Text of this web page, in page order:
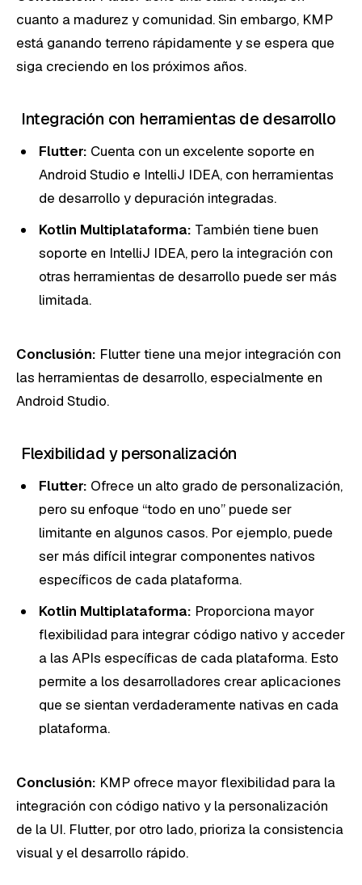
cuanto a madurez y comunidad. Sin embargo, KMP
está ganando terreno rápidamente y se espera que
siga creciendo en los próximos años.
Integración con herramientas de desarrollo
Flutter: Cuenta con un excelente soporte en
Android Studio e IntelliJ IDEA, con herramientas
de desarrollo y depuración integradas.
Kotlin Multiplataforma: También tiene buen
soporte en IntelliJ IDEA, pero la integración con
otras herramientas de desarrollo puede ser más
limitada.
Conclusión: Flutter tiene una mejor integración con
las herramientas de desarrollo, especialmente en
Android Studio.
Flexibilidad y personalización
Flutter: Ofrece un alto grado de personalización,
pero su enfoque “todo en uno” puede ser
limitante en algunos casos. Por ejemplo, puede
ser más difícil integrar componentes nativos
específicos de cada plataforma.
Kotlin Multiplataforma: Proporciona mayor
flexibilidad para integrar código nativo y acceder
a las APIs específicas de cada plataforma. Esto
permite a los desarrolladores crear aplicaciones
que se sientan verdaderamente nativas en cada
plataforma.
Conclusión: KMP ofrece mayor flexibilidad para la
integración con código nativo y la personalización
de la UI. Flutter, por otro lado, prioriza la consistencia
visual y el desarrollo rápido.